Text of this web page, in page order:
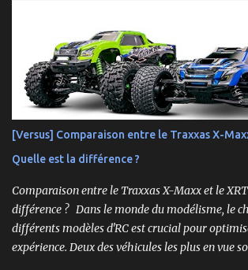
qui font de cette machine bien plus qu'un
Deux Philosophies : Le Choix Entre "Prêt à
Personnaliser" Rlaarlo propose la XTS-S10 en
distinctes, une décision brillante qui s'adresse à
communauté RC. D'un côté, la version RTR
châssis presque assemblé mais livré sans
moteur, ni servo, ni ESC, ni batterie. ...
[Versus] Comparaison entre le Traxxas X-
Quelle est la différence ?
Comparaison entre le Traxxas X-Maxx et le
différence ? Dans le monde du modélisme, le
différents modèles d'RC est crucial pour
expérience. Deux des véhicules les plus en vue